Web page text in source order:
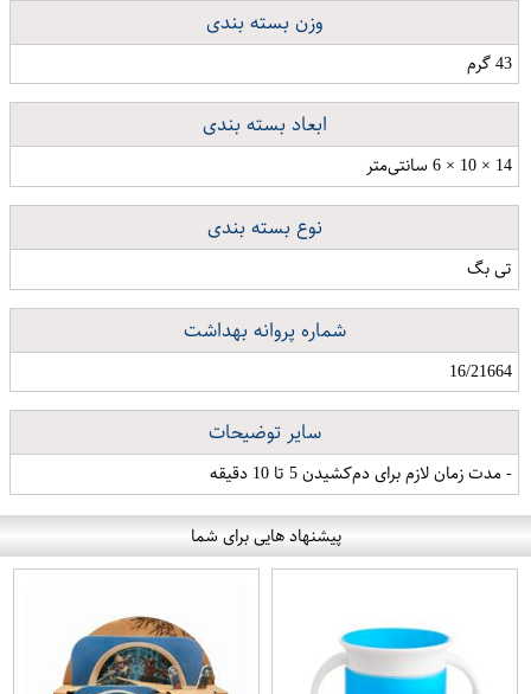
وزن بسته بندی
43 گرم
ابعاد بسته بندی
14 × 10 × 6 سانتی‌متر
نوع بسته بندی
تی بگ
شماره پروانه بهداشت
16/21664
سایر توضیحات
- مدت زمان لازم برای دم‌کشیدن 5 تا 10 دقیقه
پیشنهاد هایی برای شما